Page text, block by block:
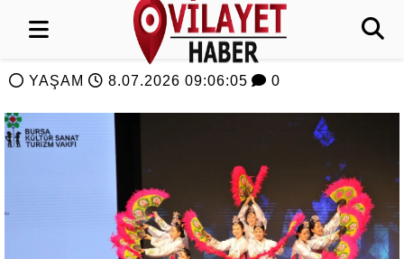
YAŞAM 8.07.2026 09:06:05 0